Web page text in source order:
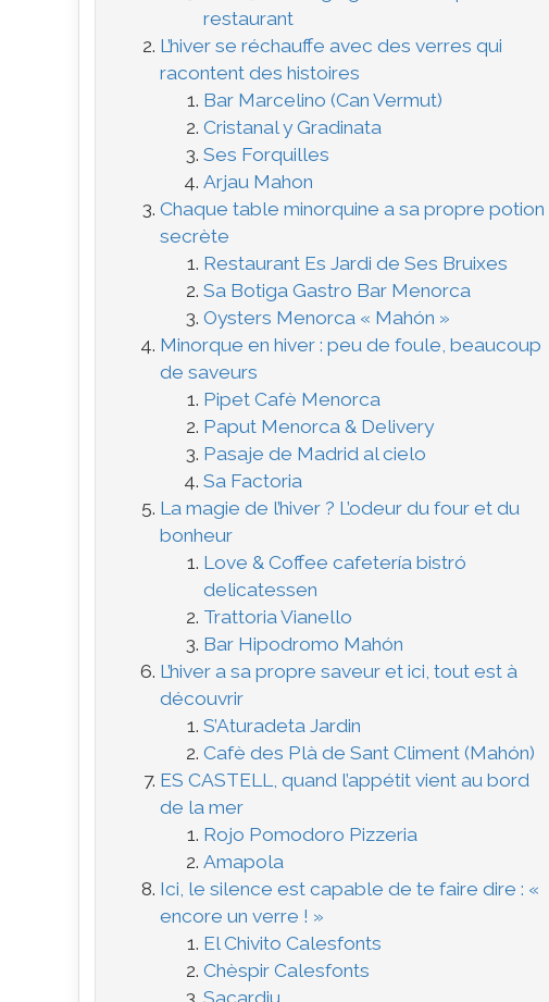
restaurant
L’hiver se réchauffe avec des verres qui
racontent des histoires
Bar Marcelino (Can Vermut)
Cristanal y Gradinata
Ses Forquilles
Arjau Mahon
Chaque table minorquine a sa propre potion
secrète
Restaurant Es Jardi de Ses Bruixes
Sa Botiga Gastro Bar Menorca
Oysters Menorca « Mahón »
Minorque en hiver : peu de foule, beaucoup
de saveurs
Pipet Cafè Menorca
Paput Menorca & Delivery
Pasaje de Madrid al cielo
Sa Factoria
La magie de l’hiver ? L’odeur du four et du
bonheur
Love & Coffee cafetería bistró
delicatessen
Trattoria Vianello
Bar Hipodromo Mahón
L’hiver a sa propre saveur et ici, tout est à
découvrir
S’Aturadeta Jardin
Cafè des Plà de Sant Climent (Mahón)
ES CASTELL, quand l’appétit vient au bord
de la mer
Rojo Pomodoro Pizzeria
Amapola
Ici, le silence est capable de te faire dire : «
encore un verre ! »
El Chivito Calesfonts
Chèspir Calesfonts